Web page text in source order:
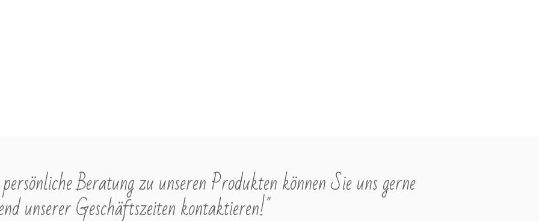
Beratung zu unseren Produkten können Sie uns gerne
unserer Geschäftszeiten kontaktieren!"